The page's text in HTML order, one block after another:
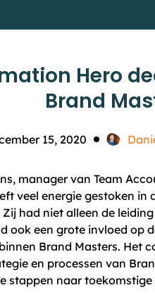
Hero
Brand
15, 2020
manager van Team
veel energie gestoken in
Zij had niet alleen de
ook een grote invloed op
Brand Masters. Het
en processen van
stappen naar